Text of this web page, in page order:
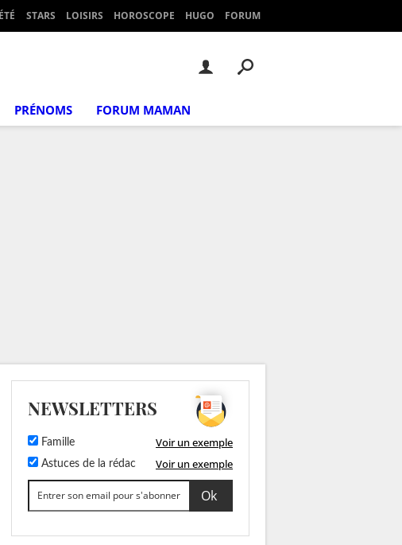
STARS LOISIRS HOROSCOPE HUGO FORUM
PRÉNOMS FORUM MAMAN
NEWSLETTERS
Famille Voir un exemple
Astuces de la rédac Voir un exemple